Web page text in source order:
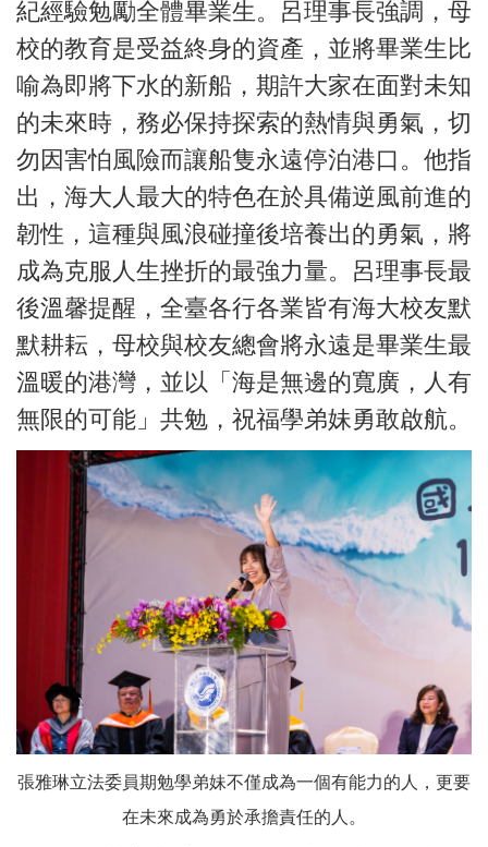
紀經驗勉勵全體畢業生。呂理事長強調，母
校的教育是受益終身的資產，並將畢業生比
喻為即將下水的新船，期許大家在面對未知
的未來時，務必保持探索的熱情與勇氣，切
勿因害怕風險而讓船隻永遠停泊港口。他指
出，海大人最大的特色在於具備逆風前進的
韌性，這種與風浪碰撞後培養出的勇氣，將
成為克服人生挫折的最強力量。呂理事長最
後溫馨提醒，全臺各行各業皆有海大校友默
默耕耘，母校與校友總會將永遠是畢業生最
溫暖的港灣，並以「海是無邊的寬廣，人有
無限的可能」共勉，祝福學弟妹勇敢啟航。
張雅琳立法委員期勉學弟妹不僅成為一個有能力的人，更要
在未來成為勇於承擔責任的人。